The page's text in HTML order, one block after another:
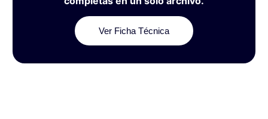
Ver Ficha Técnica